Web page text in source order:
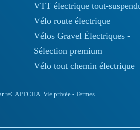
VTT électrique tout-
Vélo route électrique
Vélos Gravel Électriques -
Sélection premium
Vélo tout chemin électrique
reCAPTCHA. Vie privée- Termes